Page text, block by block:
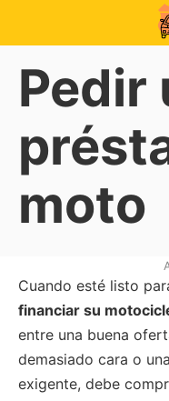
Pedir
moto
Cuando esté listo
financiar su
entre una buena
demasiado cara o
exigente, debe